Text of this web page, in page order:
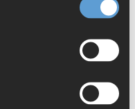
- mit Polarion
Anwenderbericht